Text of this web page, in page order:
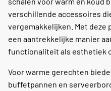
verschillende accessoires
vergemakkelijken. Met deze
een aantrekkelijke manier
functionaliteit als esthetiek
Voor warme gerechten
buffetpannen en